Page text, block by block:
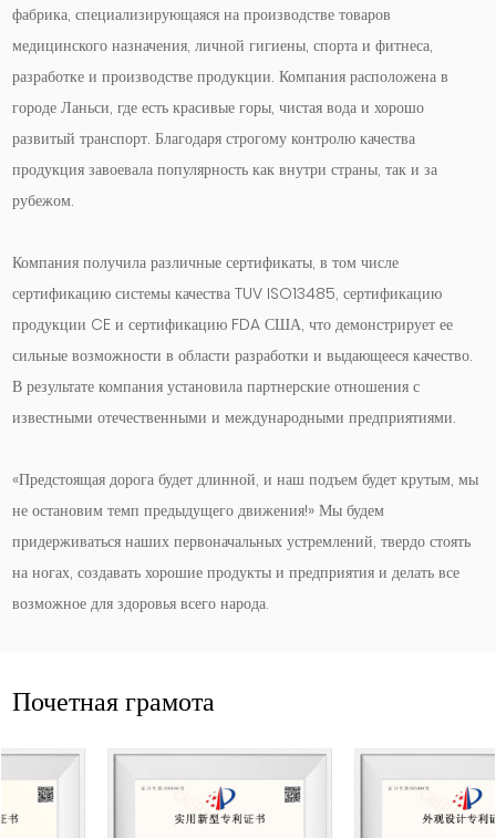
фабрика, специализирующаяся на производстве товаров
медицинского назначения, личной гигиены, спорта и фитнеса,
разработке и производстве продукции. Компания расположена в
городе Ланьси, где есть красивые горы, чистая вода и хорошо
развитый транспорт. Благодаря строгому контролю качества
продукция завоевала популярность как внутри страны, так и за
рубежом.
Компания получила различные сертификаты, в том числе
сертификацию системы качества TUV ISO13485, сертификацию
продукции CE и сертификацию FDA США, что демонстрирует ее
сильные возможности в области разработки и выдающееся качество.
В результате компания установила партнерские отношения с
известными отечественными и международными предприятиями.
«Предстоящая дорога будет длинной, и наш подъем будет крутым, мы
не остановим темп предыдущего движения!» Мы будем
придерживаться наших первоначальных устремлений, твердо стоять
на ногах, создавать хорошие продукты и предприятия и делать все
возможное для здоровья всего народа.
Почетная грамота